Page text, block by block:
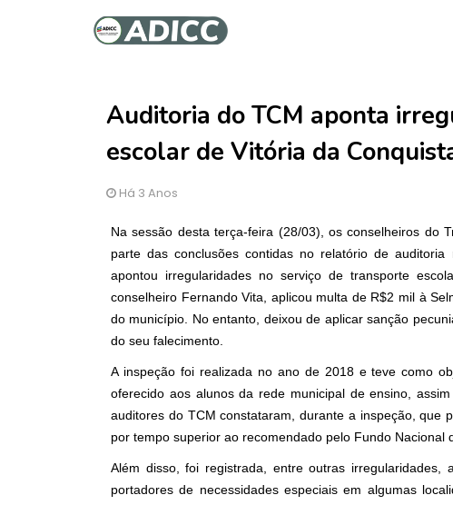
Auditoria do TCM aponta
escolar de Vitória da
Há 3 Anos
Na sessão desta terça-feira (28/03), os conselheiros do
parte das conclusões contidas no relatório de
apontou irregularidades no serviço de transporte
conselheiro Fernando Vita, aplicou multa de R$2 mil à
do município. No entanto, deixou de aplicar sanção
do seu falecimento.
A inspeção foi realizada no ano de 2018 e teve como
oferecido aos alunos da rede municipal de ensino,
auditores do TCM constataram, durante a inspeção,
por tempo superior ao recomendado pelo Fundo Nacional
Além disso, foi registrada, entre outras irregularidades,
portadores de necessidades especiais em algumas